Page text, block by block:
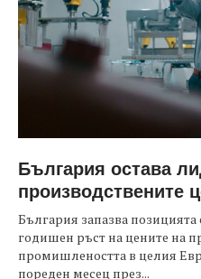
България остава
производствените
България запазва позицията
годишен ръст на цените на
промишлеността в целия
пореден месец през...